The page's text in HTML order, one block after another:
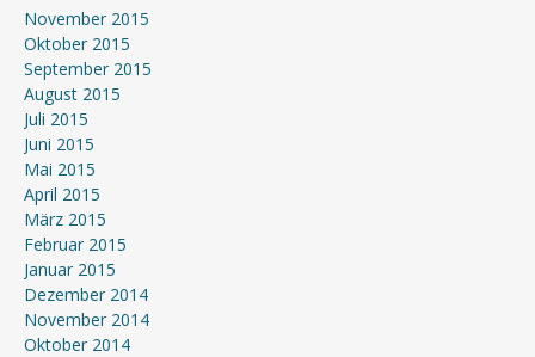
November 2015
Oktober 2015
September 2015
August 2015
Juli 2015
Juni 2015
Mai 2015
April 2015
März 2015
Februar 2015
Januar 2015
Dezember 2014
November 2014
Oktober 2014